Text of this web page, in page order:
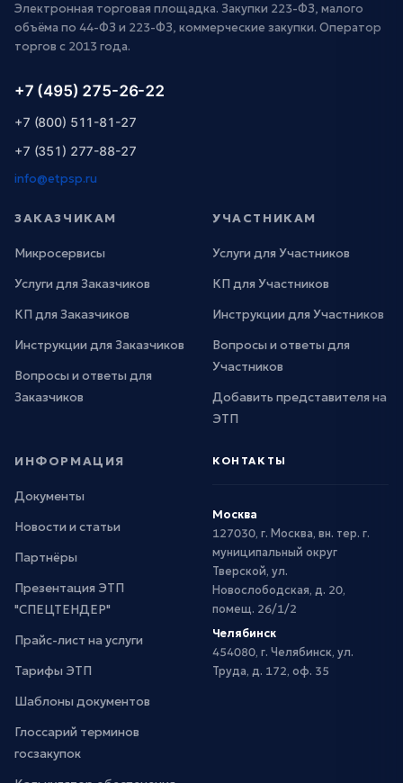
Электронная торговая площадка. Закупки 223-ФЗ, малого
объёма по 44-ФЗ и 223-ФЗ, коммерческие закупки. Оператор
торгов с 2013 года.
+7 (495) 275-26-22
+7 (800) 511-81-27
+7 (351) 277-88-27
info@etpsp.ru
ЗАКАЗЧИКАМ
Микросервисы
Услуги для Заказчиков
КП для Заказчиков
Инструкции для Заказчиков
Вопросы и ответы для
Заказчиков
УЧАСТНИКАМ
Услуги для Участников
КП для Участников
Инструкции для Участников
Вопросы и ответы для
Участников
Добавить представителя на
ЭТП
ИНФОРМАЦИЯ
Документы
Новости и статьи
Партнёры
Презентация ЭТП
"СПЕЦТЕНДЕР"
Прайс-лист на услуги
Тарифы ЭТП
Шаблоны документов
Глоссарий терминов
госзакупок
КОНТАКТЫ
Москва
127030, г. Москва, вн. тер. г.
муниципальный округ
Тверской, ул.
Новослободская, д. 20,
помещ. 26/1/2
Челябинск
454080, г. Челябинск, ул.
Труда, д. 172, оф. 35